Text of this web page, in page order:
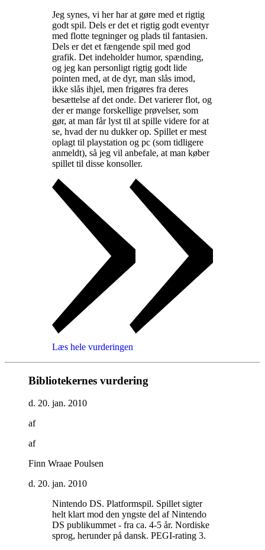
Jeg synes, vi her har at gøre med et rigtig
godt spil. Dels er det et rigtig godt eventyr
med flotte tegninger og plads til fantasien.
Dels er det et fængende spil med god
grafik. Det indeholder humor, spænding,
og jeg kan personligt rigtig godt lide
pointen med, at de dyr, man slås imod,
ikke slås ihjel, men frigøres fra deres
besættelse af det onde. Det varierer flot, og
der er mange forskellige prøvelser, som
gør, at man får lyst til at spille videre for at
se, hvad der nu dukker op. Spillet er mest
oplagt til playstation og pc (som tidligere
anmeldt), så jeg vil anbefale, at man køber
spillet til disse konsoller.
Læs hele vurderingen
Bibliotekernes vurdering
d. 20. jan. 2010
af
af
Finn Wraae Poulsen
d. 20. jan. 2010
Nintendo DS. Platformspil. Spillet sigter
helt klart mod den yngste del af Nintendo
DS publikummet - fra ca. 4-5 år. Nordiske
sprog, herunder på dansk. PEGI-rating 3.